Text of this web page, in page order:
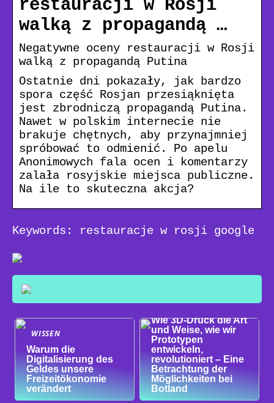
restauracji w Rosji
walką z propagandą …
Negatywne oceny restauracji w Rosji
walką z propagandą Putina
Ostatnie dni pokazały, jak bardzo
spora część Rosjan przesiąknięta
jest zbrodniczą propagandą Putina.
Nawet w polskim internecie nie
brakuje chętnych, aby przynajmniej
spróbować to odmienić. Po apelu
Anonimowych fala ocen i komentarzy
zalała rosyjskie miejsca publiczne.
Na ile to skuteczna akcja?
Keywords: restauracje w rosji google
WISSEN
Warum die
Digitalisierung des
Geldes unsere
Freizeitökonomie
verändert
WISSEN
Wie 3D-Druck die Art
und Weise, wie wir
Prototypen
entwickeln,
revolutioniert – Eine
Betrachtung der
Möglichkeiten bei
Botland